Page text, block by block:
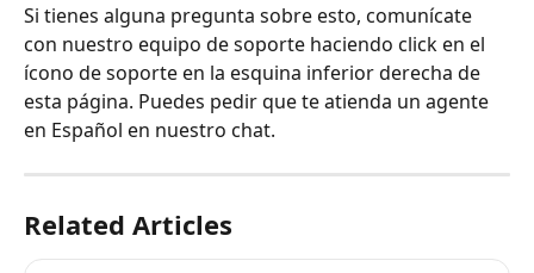
Si tienes alguna pregunta sobre esto, comunícate
con nuestro equipo de soporte haciendo click en el
ícono de soporte en la esquina inferior derecha de
esta página. Puedes pedir que te atienda un agente
en Español en nuestro chat.
Related Articles